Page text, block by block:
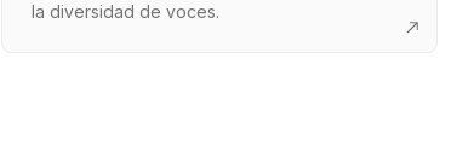
la diversidad de voces.